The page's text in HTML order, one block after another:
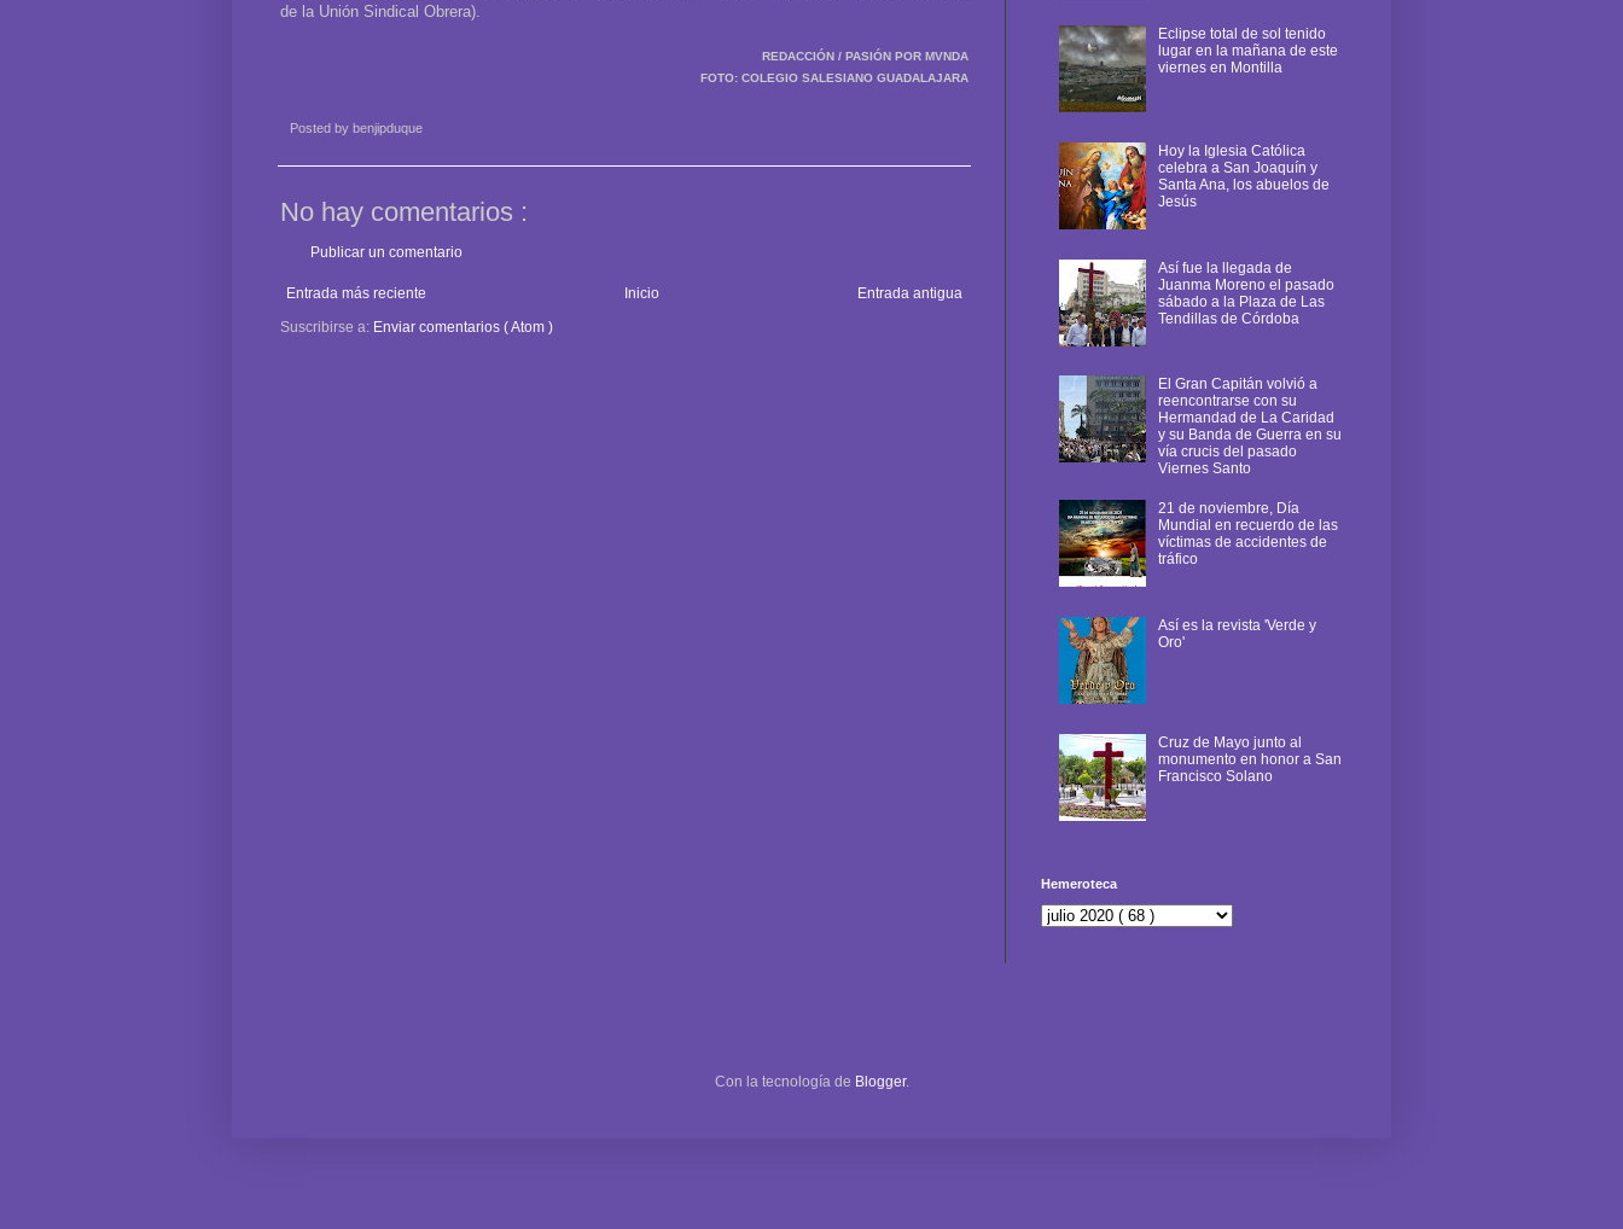
de la Unión Sindical Obrera).
REDACCIÓN / PASIÓN POR MVNDA
FOTO: COLEGIO SALESIANO GUADALAJARA
Posted by benjipduque
No hay comentarios :
Publicar un comentario
Entrada más reciente Entrada antigua
Inicio
Suscribirse a: Enviar comentarios ( Atom )
Eclipse total de sol tenido
lugar en la mañana de este
viernes en Montilla
Hoy la Iglesia Católica
celebra a San Joaquín y
Santa Ana, los abuelos de
Jesús
Así fue la llegada de
Juanma Moreno el pasado
sábado a la Plaza de Las
Tendillas de Córdoba
El Gran Capitán volvió a
reencontrarse con su
Hermandad de La Caridad
y su Banda de Guerra en su
vía crucis del pasado
Viernes Santo
21 de noviembre, Día
Mundial en recuerdo de las
víctimas de accidentes de
tráfico
Así es la revista 'Verde y
Oro'
Cruz de Mayo junto al
monumento en honor a San
Francisco Solano
Hemeroteca
Con la tecnología de Blogger.